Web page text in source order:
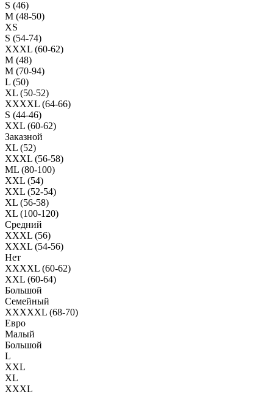
S (46)
M (48-50)
XS
S (54-74)
XXXL (60-62)
M (48)
M (70-94)
L (50)
XL (50-52)
XXXXL (64-66)
S (44-46)
XXL (60-62)
Заказной
XL (52)
XXXL (56-58)
ML (80-100)
XXL (54)
XXL (52-54)
XL (56-58)
XL (100-120)
Средний
XXXL (56)
XXXL (54-56)
Нет
XXXXL (60-62)
XXL (60-64)
Большой
Семейный
XXXXXL (68-70)
Евро
Малый
Большой
L
XXL
XL
XXXL